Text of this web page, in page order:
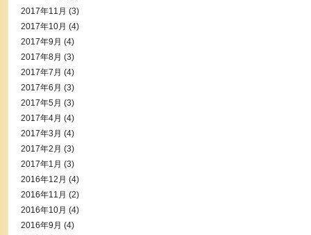
2017年11月 (3)
2017年10月 (4)
2017年9月 (4)
2017年8月 (3)
2017年7月 (4)
2017年6月 (3)
2017年5月 (3)
2017年4月 (4)
2017年3月 (4)
2017年2月 (3)
2017年1月 (3)
2016年12月 (4)
2016年11月 (2)
2016年10月 (4)
2016年9月 (4)